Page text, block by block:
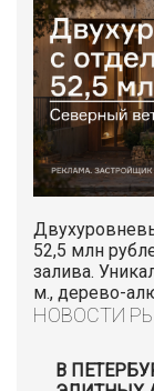
52,5 млн
залива.
м., дерево-
НОВОСТИ
В